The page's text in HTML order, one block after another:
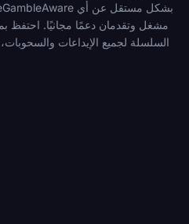
مشغل وتقدمان دعمًا مجانيًا. احتفظ
السلسلة لجميع الإيداعات